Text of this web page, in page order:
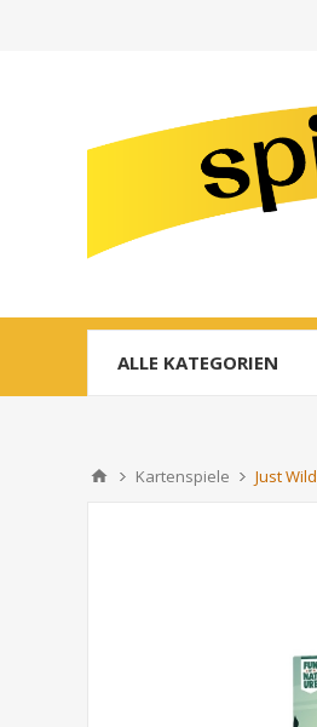
ALLE KATEGORIEN
Kartenspiele Just Wild